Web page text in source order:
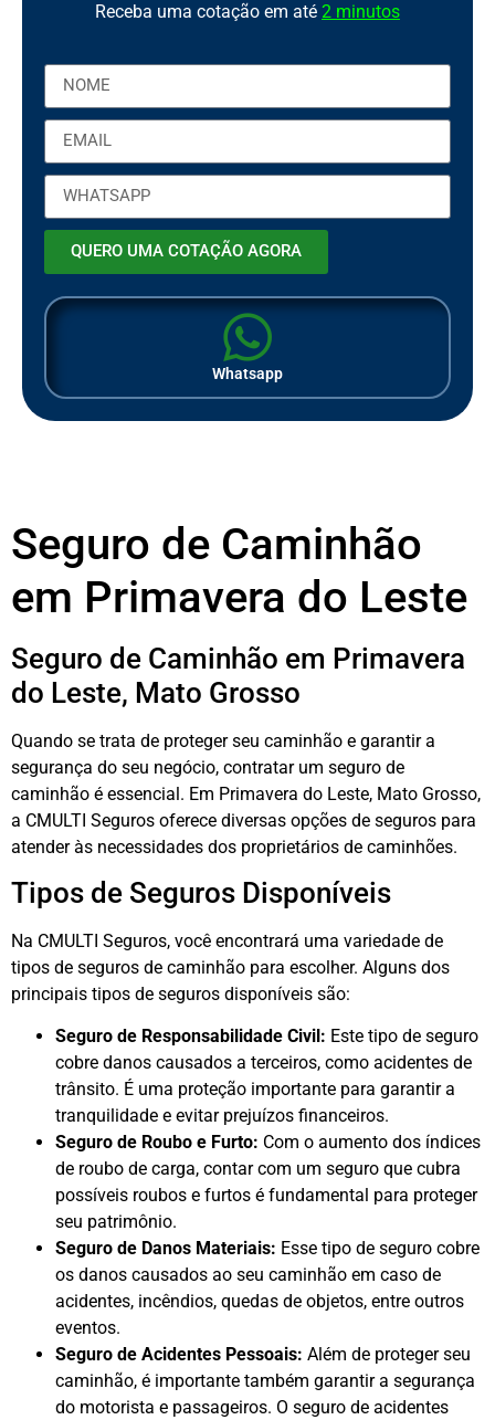
Receba uma cotação em até 2 minutos
QUERO UMA COTAÇÃO AGORA
Whatsapp
Seguro de Caminhão
em Primavera do Leste
Seguro de Caminhão em Primavera
do Leste, Mato Grosso
Quando se trata de proteger seu caminhão e garantir a
segurança do seu negócio, contratar um seguro de
caminhão é essencial. Em Primavera do Leste, Mato Grosso,
a CMULTI Seguros oferece diversas opções de seguros para
atender às necessidades dos proprietários de caminhões.
Tipos de Seguros Disponíveis
Na CMULTI Seguros, você encontrará uma variedade de
tipos de seguros de caminhão para escolher. Alguns dos
principais tipos de seguros disponíveis são:
Seguro de Responsabilidade Civil: Este tipo de seguro
cobre danos causados a terceiros, como acidentes de
trânsito. É uma proteção importante para garantir a
tranquilidade e evitar prejuízos financeiros.
Seguro de Roubo e Furto: Com o aumento dos índices
de roubo de carga, contar com um seguro que cubra
possíveis roubos e furtos é fundamental para proteger
seu patrimônio.
Seguro de Danos Materiais: Esse tipo de seguro cobre
os danos causados ao seu caminhão em caso de
acidentes, incêndios, quedas de objetos, entre outros
eventos.
Seguro de Acidentes Pessoais: Além de proteger seu
caminhão, é importante também garantir a segurança
do motorista e passageiros. O seguro de acidentes